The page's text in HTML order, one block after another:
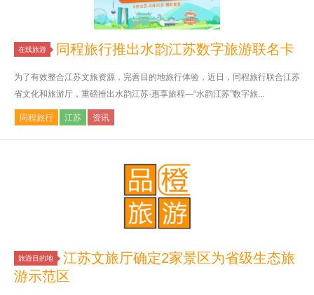
在线旅游 同程旅行推出水韵江苏数字旅游联名卡
为了有效整合江苏文旅资源，完善目的地旅行体验，近日，同程旅行联合江苏
省文化和旅游厅，重磅推出水韵江苏·惠享旅程—“水韵江苏”数字旅...
同程旅行 江苏 资讯
旅游目的地
江苏文旅厅确定2家景区为省级生态旅
游示范区